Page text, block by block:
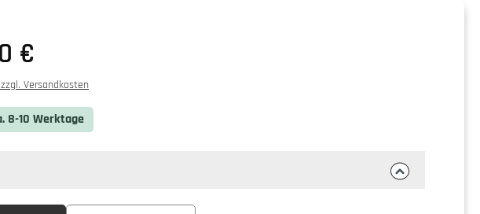
€
Versandkosten
8-10 Werktage